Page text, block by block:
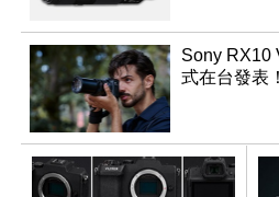
Sony RX10
式在台發表